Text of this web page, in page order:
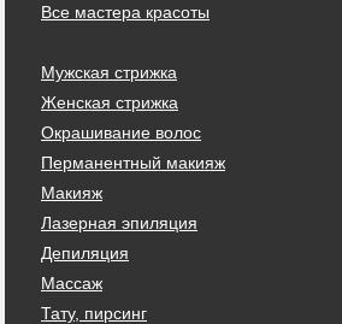
Все мастера красоты
Мужская стрижка
Женская стрижка
Окрашивание волос
Перманентный макияж
Макияж
Лазерная эпиляция
Депиляция
Массаж
Тату, пирсинг